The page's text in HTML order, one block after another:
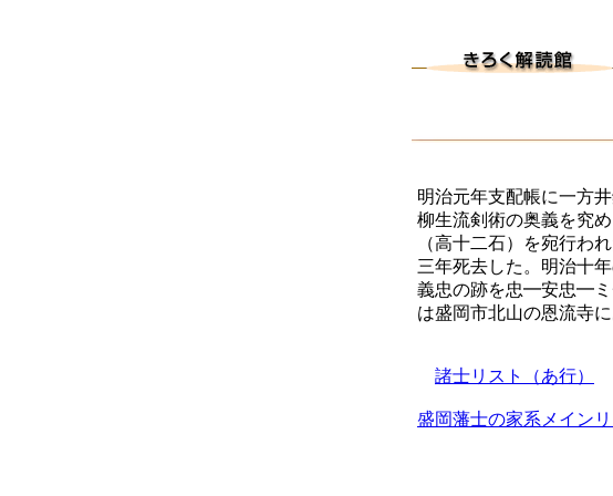
明治元年支配帳に一方
柳生流剣術の奥義を究
（高十二石）を宛行わ
三年死去した。明治十
義忠の跡を忠━安忠━ミ
は盛岡市北山の恩流寺に
諸士リスト（あ行）
盛岡藩士の家系メインリ